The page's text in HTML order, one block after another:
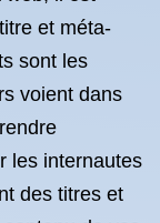
et méta-
sont les
voient dans
les internautes
des titres et